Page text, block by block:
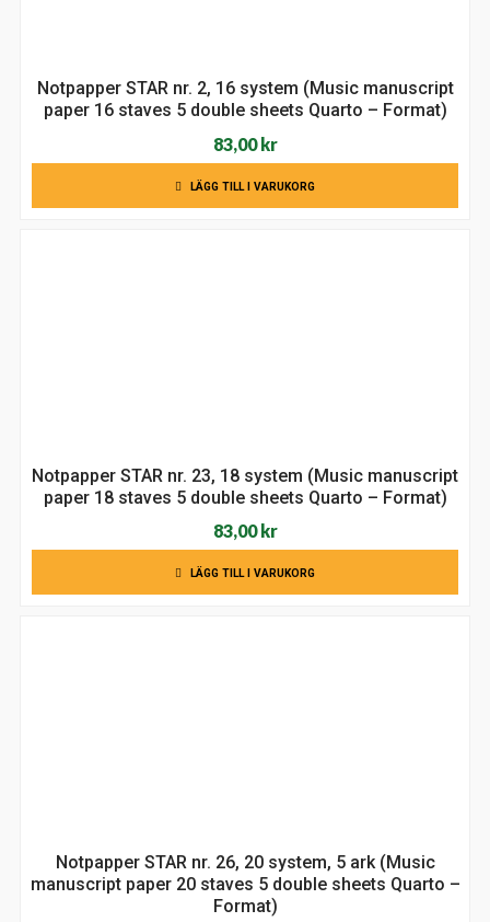
Notpapper STAR nr. 2, 16 system (Music manuscript
paper 16 staves 5 double sheets Quarto – Format)
83,00kr
LÄGG TILL I VARUKORG
Notpapper STAR nr. 23, 18 system (Music manuscript
paper 18 staves 5 double sheets Quarto – Format)
83,00 kr
LÄGG TILL I VARUKORG
Notpapper STAR nr. 26, 20 system, 5 ark (Music
manuscript paper 20 staves 5 double sheets Quarto –
Format)